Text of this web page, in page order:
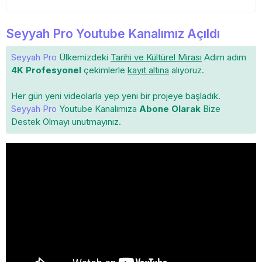
Seyyah Pro Youtube Kanalımız Açıldı
Seyyah Pro Ülkemizdeki Tarihi ve Kültürel Mirası Adım adım
4K Profesyonel çekimlerle kayıt altına alıyoruz.
Her gün yeni videolarla yep yeni bir projeye başladık.
Seyyah Pro Youtube Kanalımıza Abone Olarak Bize
Destek Olmayı unutmayınız.